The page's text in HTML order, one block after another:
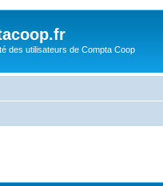
des utilisateurs de Compta Coop